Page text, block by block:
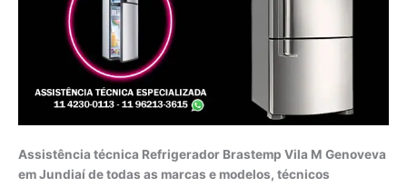
Assistência técnica Refrigerador Brastemp Vila M Genoveva
em Jundiaí de todas as marcas e modelos, técnicos